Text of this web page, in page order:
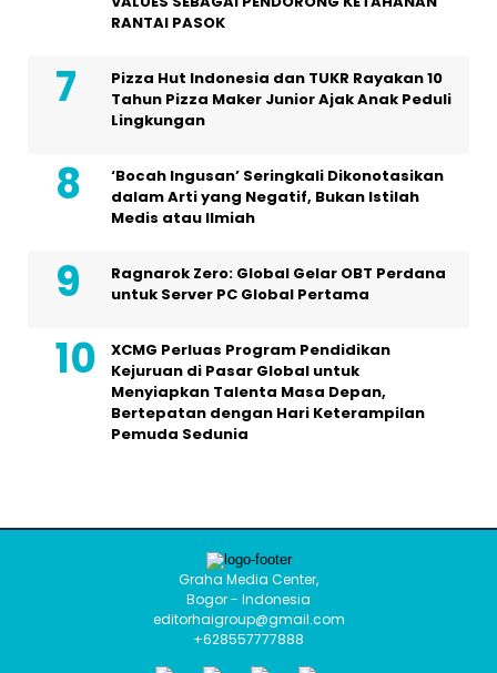
RANTAI PASOK
Pizza Hut Indonesia dan TUKR Rayakan 10
Tahun Pizza Maker Junior Ajak Anak Peduli
Lingkungan
‘Bocah Ingusan’ Seringkali Dikonotasikan
dalam Arti yang Negatif, Bukan Istilah
Medis atau Ilmiah
Ragnarok Zero: Global Gelar OBT Perdana
untuk Server PC Global Pertama
XCMG Perluas Program Pendidikan
Kejuruan di Pasar Global untuk
Menyiapkan Talenta Masa Depan,
Bertepatan dengan Hari Keterampilan
Pemuda Sedunia
Graha Media Center,
Bogor - Indonesia
editorhaigroup@gmail.com
+628557777888